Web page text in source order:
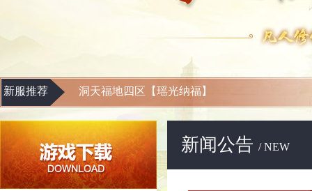
新服推荐 洞天福地四区【瑶光纳福】
新闻公告 / NEW